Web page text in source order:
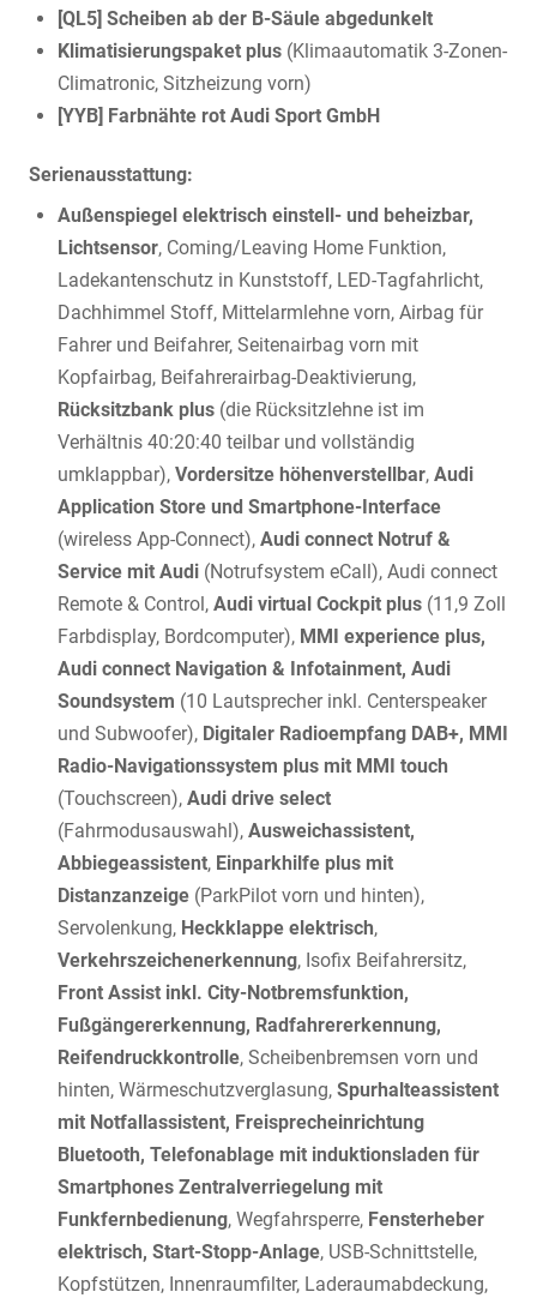
[QL5] Scheiben ab der B-Säule abgedunkelt
Klimatisierungspaket plus (Klimaautomatik 3-Zonen-
Climatronic, Sitzheizung vorn)
[YYB] Farbnähte rot Audi Sport GmbH
Serienausstattung:
Außenspiegel elektrisch einstell- und beheizbar,
Lichtsensor, Coming/Leaving Home Funktion,
Ladekantenschutz in Kunststoff, LED-Tagfahrlicht,
Dachhimmel Stoff, Mittelarmlehne vorn, Airbag für
Fahrer und Beifahrer, Seitenairbag vorn mit
Kopfairbag, Beifahrerairbag-Deaktivierung,
Rücksitzbank plus (die Rücksitzlehne ist im
Verhältnis 40:20:40 teilbar und vollständig
umklappbar), Vordersitze höhenverstellbar, Audi
Application Store und Smartphone-Interface
(wireless App-Connect), Audi connect Notruf &
Service mit Audi (Notrufsystem eCall), Audi connect
Remote & Control, Audi virtual Cockpit plus (11,9 Zoll
Farbdisplay, Bordcomputer), MMI experience plus,
Audi connect Navigation & Infotainment, Audi
Soundsystem (10 Lautsprecher inkl. Centerspeaker
und Subwoofer), Digitaler Radioempfang DAB+, MMI
Radio-Navigationssystem plus mit MMI touch
(Touchscreen), Audi drive select
(Fahrmodusauswahl), Ausweichassistent,
Abbiegeassistent, Einparkhilfe plus mit
Distanzanzeige (ParkPilot vorn und hinten),
Servolenkung, Heckklappe elektrisch,
Verkehrszeichenerkennung, Isofix Beifahrersitz,
Front Assist inkl. City-Notbremsfunktion,
Fußgängererkennung, Radfahrererkennung,
Reifendruckkontrolle, Scheibenbremsen vorn und
hinten, Wärmeschutzverglasung, Spurhalteassistent
mit Notfallassistent, Freisprecheinrichtung
Bluetooth, Telefonablage mit induktionsladen für
Smartphones Zentralverriegelung mit
Funkfernbedienung, Wegfahrsperre, Fensterheber
elektrisch, Start-Stopp-Anlage, USB-Schnittstelle,
Kopfstützen, Innenraumfilter, Laderaumabdeckung,